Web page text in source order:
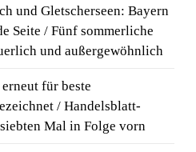
und Gletscherseen: Bayern
Seite / Fünf sommerliche
und außergewöhnlich
für beste
/ Handelsblatt-
Mal in Folge vorn